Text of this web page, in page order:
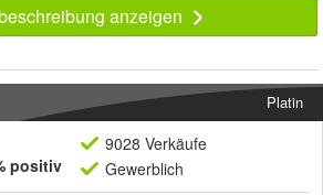
anzeigen
Platin
positiv
9028 Verkäufe
Gewerblich